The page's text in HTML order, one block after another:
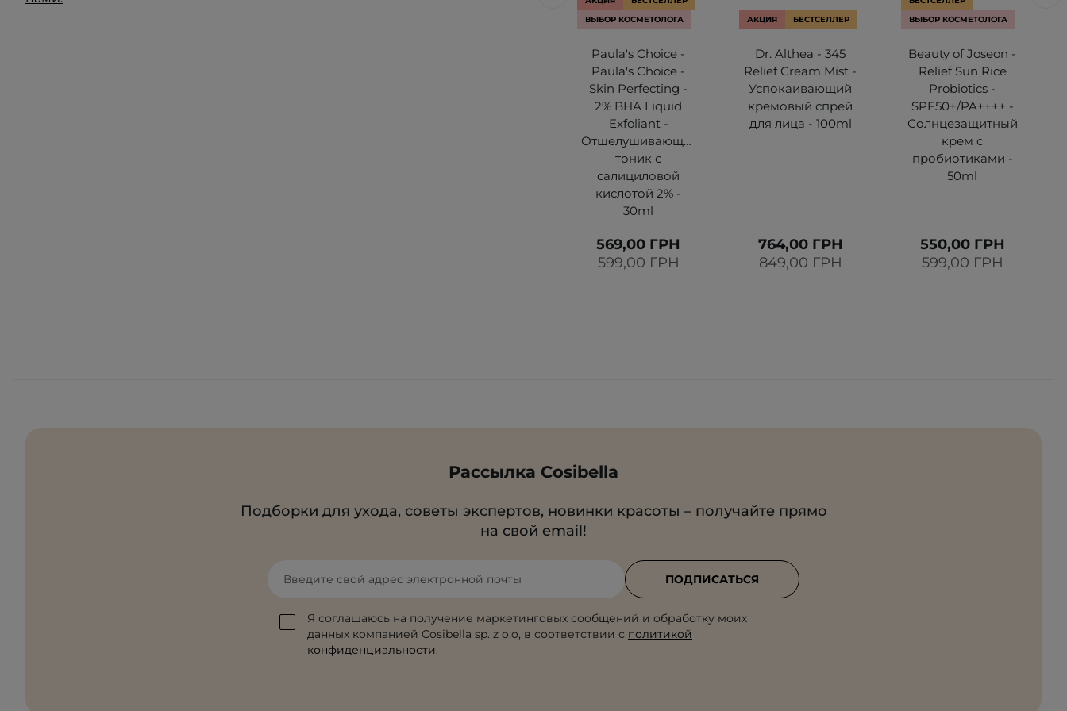
ВЫБОР КОСМЕТОЛОГА
Paula's Choice -
Paula's Choice -
Skin Perfecting -
2% BHA Liquid
Exfoliant -
Отшелушивающий
тоник с
салициловой
кислотой 2% -
30ml
599,00 ГРН
569,00 ГРН
АКЦИЯ БЕСТСЕЛЛЕР
Dr. Althea - 345
Relief Cream Mist -
Успокаивающий
кремовый спрей
для лица - 100ml
849,00 ГРН
764,00 ГРН
ВЫБОР КОСМЕТОЛОГА
Beauty of Joseon -
Relief Sun Rice
Probiotics -
SPF50+/PA++++ -
Солнцезащитный
крем с
пробиотиками -
50ml
599,00 ГРН
550,00 ГРН
Рассылка Cosibella
Подборки для ухода, советы экспертов, новинки красоты – получайте прямо
на свой email!
Введите свой адрес электронной почты
Я соглашаюсь на получение маркетинговых сообщений и обработку моих
данных компанией Cosibella sp. z o.o, в соответствии с политикой
конфиденциальности.
ПОДПИСАТЬСЯ